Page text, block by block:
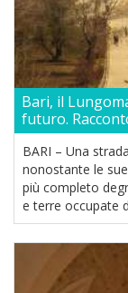
Bari, il
futuro.
BARI – Una
nonostante le
più completo
e terre occupate